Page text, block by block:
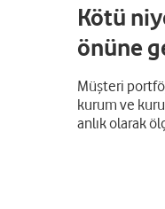
Kötü
önüne
Müşteri
kurum ve
anlık olarak